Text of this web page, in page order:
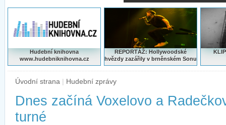
Hudební knihovna
www.hudebniknihovna.cz
REPORTÁŽ: Hollywoodské
hvězdy zazářily v brněnském Sonu
Úvodní strana | Hudební zprávy
Dnes začíná Voxelovo a
turné